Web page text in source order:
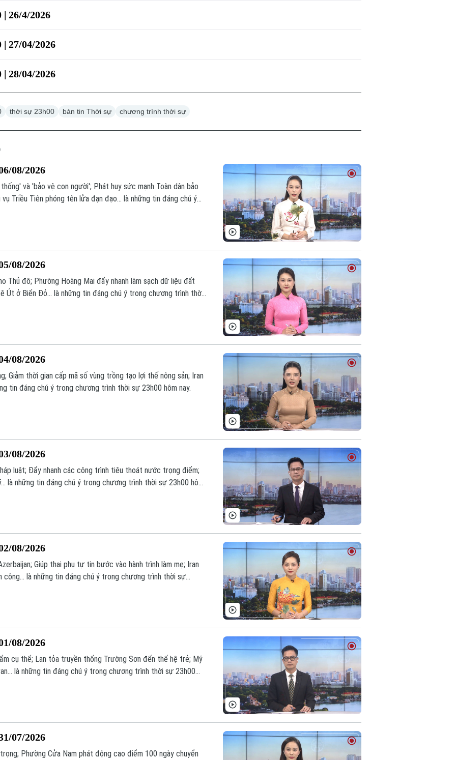
26/4/2026
27/04/2026
28/04/2026
thời sự 23h00 bản tin Thời sự chương trình thời sự
08/2026
và 'bảo vệ con người'; Phát huy sức mạnh Toàn dân bảo
Triều Tiên phóng tên lửa đạn đạo... là những tin đáng chú ý
08/2026
Thủ đô; Phường Hoàng Mai đẩy nhanh làm sạch dữ liệu đất
Út ở Biển Đỏ... là những tin đáng chú ý trong chương trình thời
08/2026
Giảm thời gian cấp mã số vùng trồng tạo lợi thế nông sản; Iran
tin đáng chú ý trong chương trình thời sự 23h00 hôm nay.
08/2026
luật; Đẩy nhanh các công trình tiêu thoát nước trọng điểm;
là những tin đáng chú ý trong chương trình thời sự 23h00 hôm
08/2026
Giúp thai phụ tự tin bước vào hành trình làm mẹ; Iran
là những tin đáng chú ý trong chương trình thời sự
08/2026
cụ thể; Lan tỏa truyền thống Trường Sơn đến thế hệ trẻ; Mỹ
là những tin đáng chú ý trong chương trình thời sự 23h00
07/2026
Phường Cửa Nam phát động cao điểm 100 ngày chuyển